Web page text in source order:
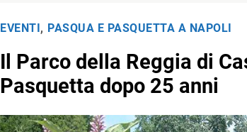
EVENTI , PASQUA E PASQUETTA A NAPOLI
Il Parco della Reggia di
Pasquetta dopo 25 anni